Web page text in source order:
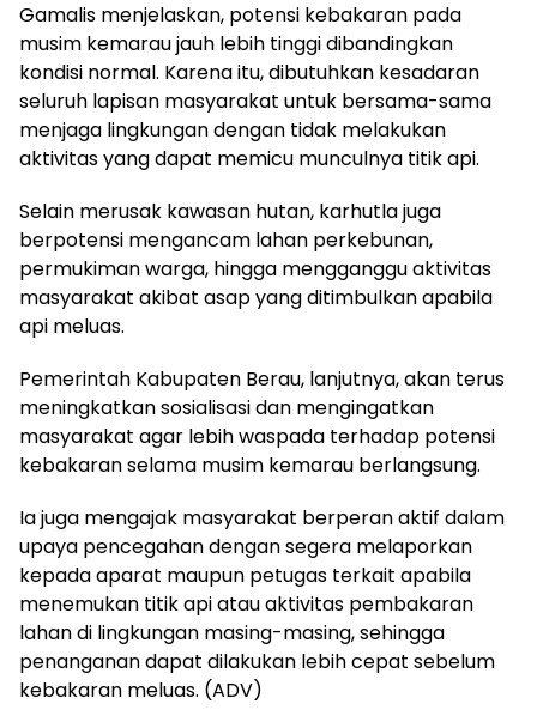
Gamalis menjelaskan, potensi kebakaran pada
musim kemarau jauh lebih tinggi dibandingkan
kondisi normal. Karena itu, dibutuhkan kesadaran
seluruh lapisan masyarakat untuk bersama-sama
menjaga lingkungan dengan tidak melakukan
aktivitas yang dapat memicu munculnya titik api.
Selain merusak kawasan hutan, karhutla juga
berpotensi mengancam lahan perkebunan,
permukiman warga, hingga mengganggu aktivitas
masyarakat akibat asap yang ditimbulkan apabila
api meluas.
Pemerintah Kabupaten Berau, lanjutnya, akan terus
meningkatkan sosialisasi dan mengingatkan
masyarakat agar lebih waspada terhadap potensi
kebakaran selama musim kemarau berlangsung.
Ia juga mengajak masyarakat berperan aktif dalam
upaya pencegahan dengan segera melaporkan
kepada aparat maupun petugas terkait apabila
menemukan titik api atau aktivitas pembakaran
lahan di lingkungan masing-masing, sehingga
penanganan dapat dilakukan lebih cepat sebelum
kebakaran meluas. (ADV)